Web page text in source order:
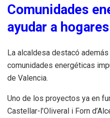
Comunidades
ayudar a
La alcaldesa destacó
comunidades energéticas
de Valencia.
Uno de los proyectos ya en
Castellar-l’Oliveral i Forn